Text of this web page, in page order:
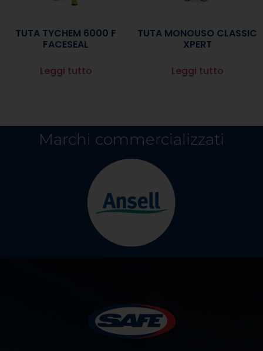
TUTA TYCHEM 6000 F
FACESEAL
Leggi tutto
TUTA MONOUSO CLASSIC
XPERT
Leggi tutto
Marchi commercializzati